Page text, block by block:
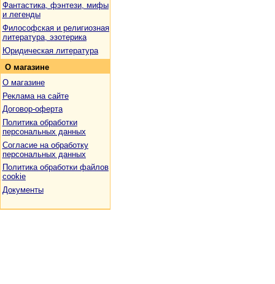
Фантастика, фэнтези, мифы
и легенды
Философская и религиозная
литература, эзотерика
Юридическая литература
О магазине
О магазине
Реклама на сайте
Договор-оферта
Политика обработки
персональных данных
Согласие на обработку
персональных данных
Политика обработки файлов
cookie
Документы